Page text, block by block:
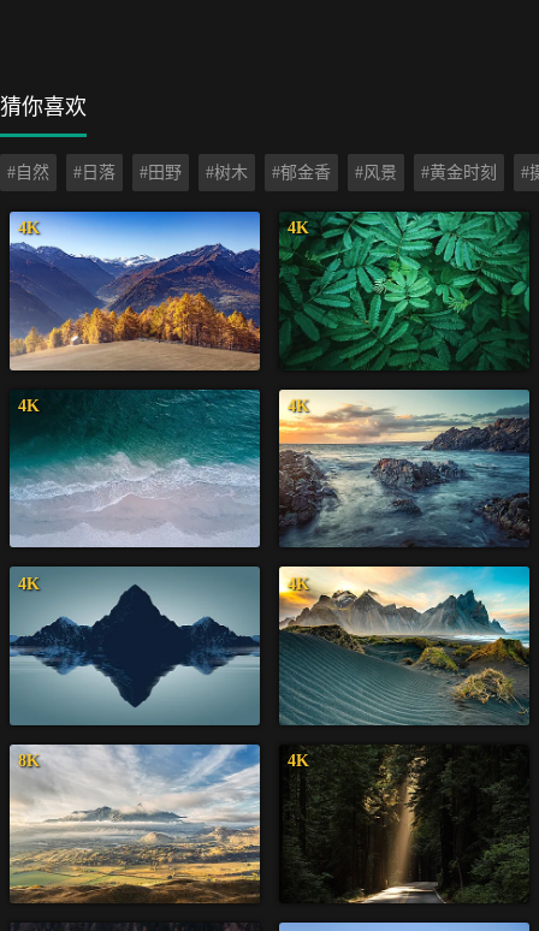
猜你喜欢
#自然 #日落 #田野 #树木 #郁金香 #风景 #黄金时刻 #
4K 4K
4K 4K
4K 4K
8K 4K